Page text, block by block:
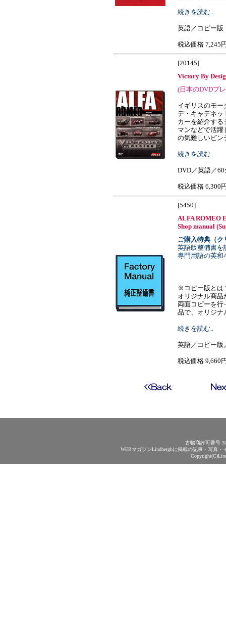
続きを読む..
英語／コピー版
税込価格 7,245
[20145]
Victory By
(日本のDVDプ
イギリスのモー
デ・キャデネッ
カーを紹介する
マンなどで活躍
の気難しいビン
続きを読む..
DVD／英語／60
税込価格 6,300
[5450]
ALFA ROMEO
Shop manual
ご購入特典（ク
英語版整備書を
専門用語の英和
※コピー版とは
オリジナル商品
両面コピーを行
品で、オリジナ
続きを読む..
英語／コピー版
税込価格 9,660
古物商許可番号
WEBマガジンLindberghに掲載の記事・写真